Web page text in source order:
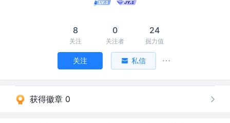
8
关注
0
关注者
24
掘力值
关注 私信
获得徽章 0